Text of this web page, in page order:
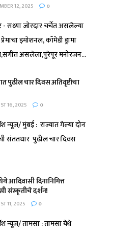
12, 2025 0
- सध्या जोरदार चर्चेत असलेल्या
इमोशनल, कॉमेडी ड्रामा
असलेला,पुरेपूर मनोरंजन...
पुढील चार दिवस अतिवृष्टीचा
16, 2025 0
न्यूज/ मुंबई : राज्यात गेल्या दोन
संततधार पुढील चार दिवस
आदिवासी दिनानिमित्त
संस्कृतीचे दर्शन!
11, 2025 0
न्यूज/ तामसा : तामसा येथे